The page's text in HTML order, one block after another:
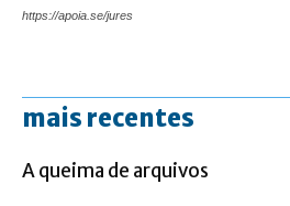
https://apoia.se/jures
mais recentes
A queima de arquivos